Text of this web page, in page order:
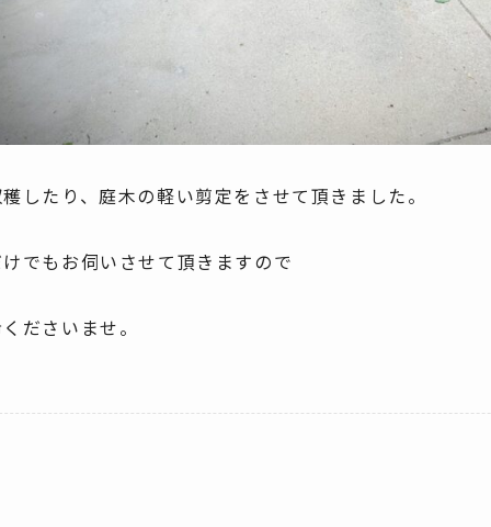
したり、庭木の軽い剪定をさせて頂きました。
でもお伺いさせて頂きますので
ださいませ。